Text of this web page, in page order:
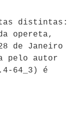
distintas:
opereta,
de Janeiro
pelo autor
64_3) é